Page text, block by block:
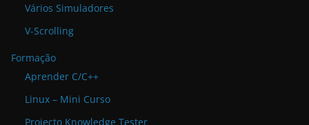
Vários Simuladores
V-Scrolling
Formação
Aprender C/C++
Linux – Mini Curso
Projecto Knowledge Tester